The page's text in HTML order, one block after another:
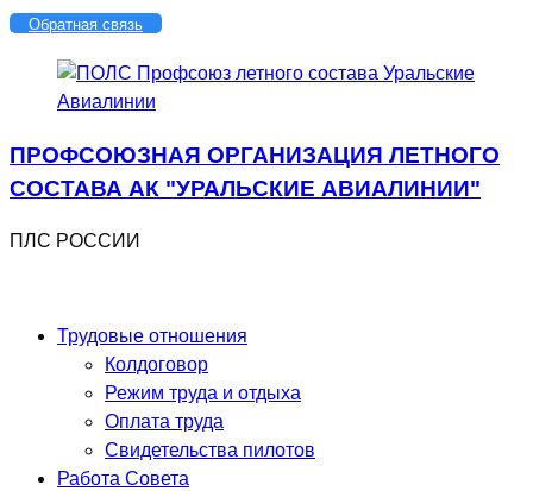
Перейти
содержимому
Обратная связь
ПРОФСОЮЗНАЯ ОРГАНИЗАЦИЯ ЛЕТНОГО
СОСТАВА АК "УРАЛЬСКИЕ АВИАЛИНИИ"
ПЛС РОССИИ
Трудовые отношения
Колдоговор
Режим труда и отдыха
Оплата труда
Свидетельства пилотов
Работа Совета